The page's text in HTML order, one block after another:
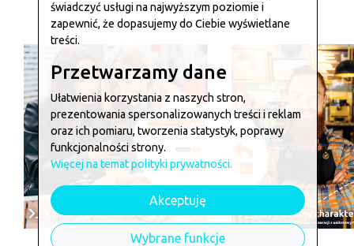
świadczyć usługi na najwyższym poziomie i
zapewnić, że dopasujemy do Ciebie wyświetlane
treści.
Przetwarzamy dane
Ułatwienia korzystania z naszych stron,
prezentowania spersonalizowanych treści i reklam
oraz ich pomiaru, tworzenia statystyk, poprawy
funkcjonalności strony.
Więcej na temat polityki prywatności.
Akceptuję
Wybrane funkcje